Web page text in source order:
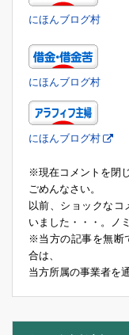
にほんブログ村
にほんブログ村
にほんブログ村
※現在コメントを閉
ごめんなさい。
以前、ショックな
いました・・・。ノ
※当方の記事を無断
合は、
当方所属の事業者を